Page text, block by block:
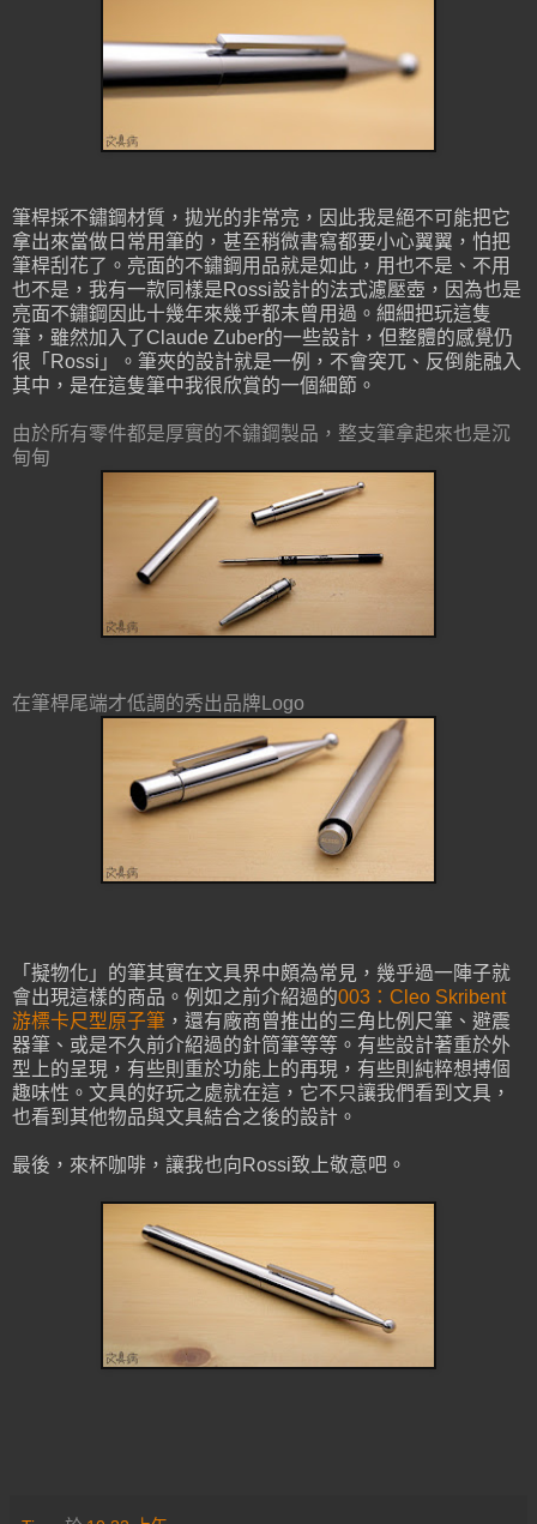
筆桿採不鏽鋼材質，拋光的非常亮，因此我是絕不可能把它
拿出來當做日常用筆的，甚至稍微書寫都要小心翼翼，怕把
筆桿刮花了。亮面的不鏽鋼用品就是如此，用也不是、不用
也不是，我有一款同樣是Rossi設計的法式濾壓壺，因為也是
亮面不鏽鋼因此十幾年來幾乎都未曾用過。細細把玩這隻
筆，雖然加入了Claude Zuber的一些設計，但整體的感覺仍
很「Rossi」。筆夾的設計就是一例，不會突兀、反倒能融入
其中，是在這隻筆中我很欣賞的一個細節。
由於所有零件都是厚實的不鏽鋼製品，整支筆拿起來也是沉
甸甸
在筆桿尾端才低調的秀出品牌Logo
「擬物化」的筆其實在文具界中頗為常見，幾乎過一陣子就
會出現這樣的商品。例如之前介紹過的003：Cleo Skribent
游標卡尺型原子筆 ，還有廠商曾推出的三角比例尺筆、避震
器筆、或是不久前介紹過的針筒筆等等。有些設計著重於外
型上的呈現，有些則重於功能上的再現，有些則純粹想搏個
趣味性。文具的好玩之處就在這，它不只讓我們看到文具，
也看到其他物品與文具結合之後的設計。
最後，來杯咖啡，讓我也向Rossi致上敬意吧。